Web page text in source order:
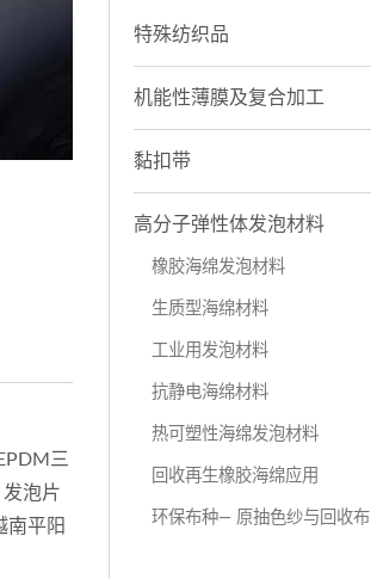
三
泡片
南平阳
特殊纺织品
机能性薄膜及复合加工
黏扣带
高分子弹性体发泡材料
橡胶海绵发泡材料
生质型海绵材料
工业用发泡材料
抗静电海绵材料
热可塑性海绵发泡材料
回收再生橡胶海绵应用
环保布种— 原抽色纱与回收布